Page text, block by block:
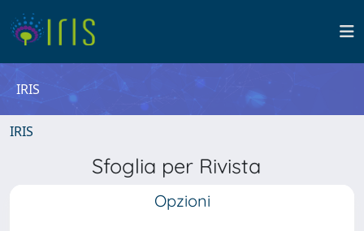
IRIS
IRIS
Sfoglia per Rivista
Opzioni